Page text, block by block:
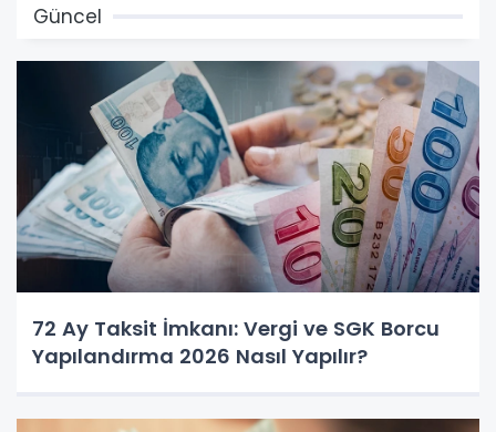
Güncel
72 Ay Taksit İmkanı: Vergi ve SGK Borcu
Yapılandırma 2026 Nasıl Yapılır?